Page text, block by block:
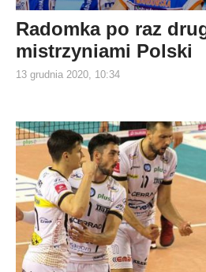
Radomka po raz
mistrzyniami Polski
13 grudnia 2020, 10:34